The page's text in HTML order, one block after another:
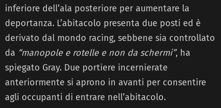
inferiore dell’ala posteriore per aumentare la
deportanza. L’abitacolo presenta due posti ed è
derivato dal mondo racing, sebbene sia controllato
da “manopole e rotelle e non da schermi”, ha
spiegato Gray. Due portiere incernierate
anteriormente si aprono in avanti per consentire
agli occupanti di entrare nell’abitacolo.